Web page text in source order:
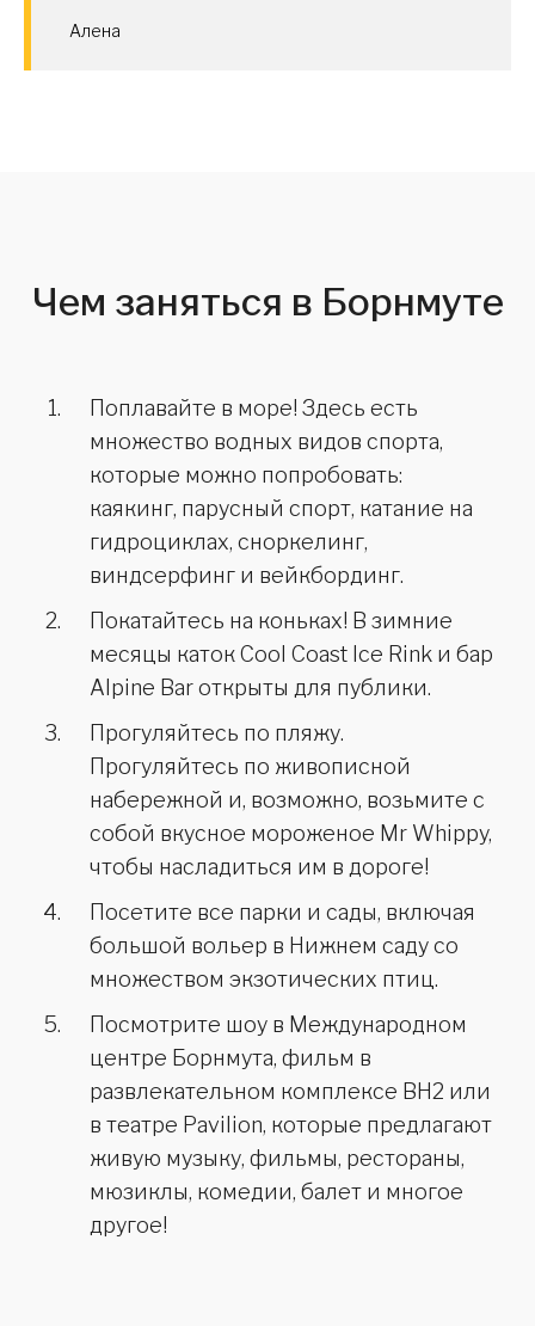
Алена
Чем заняться в Борнмуте
Поплавайте в море! Здесь есть
множество водных видов спорта,
которые можно попробовать:
каякинг, парусный спорт, катание на
гидроциклах, сноркелинг,
виндсерфинг и вейкбординг.
Покатайтесь на коньках! В зимние
месяцы каток Cool Coast Ice Rink и бар
Alpine Bar открыты для публики.
Прогуляйтесь по пляжу.
Прогуляйтесь по живописной
набережной и, возможно, возьмите с
собой вкусное мороженое Mr Whippy,
чтобы насладиться им в дороге!
Посетите все парки и сады, включая
большой вольер в Нижнем саду со
множеством экзотических птиц.
Посмотрите шоу в Международном
центре Борнмута, фильм в
развлекательном комплексе BH2 или
в театре Pavilion, которые предлагают
живую музыку, фильмы, рестораны,
мюзиклы, комедии, балет и многое
другое!